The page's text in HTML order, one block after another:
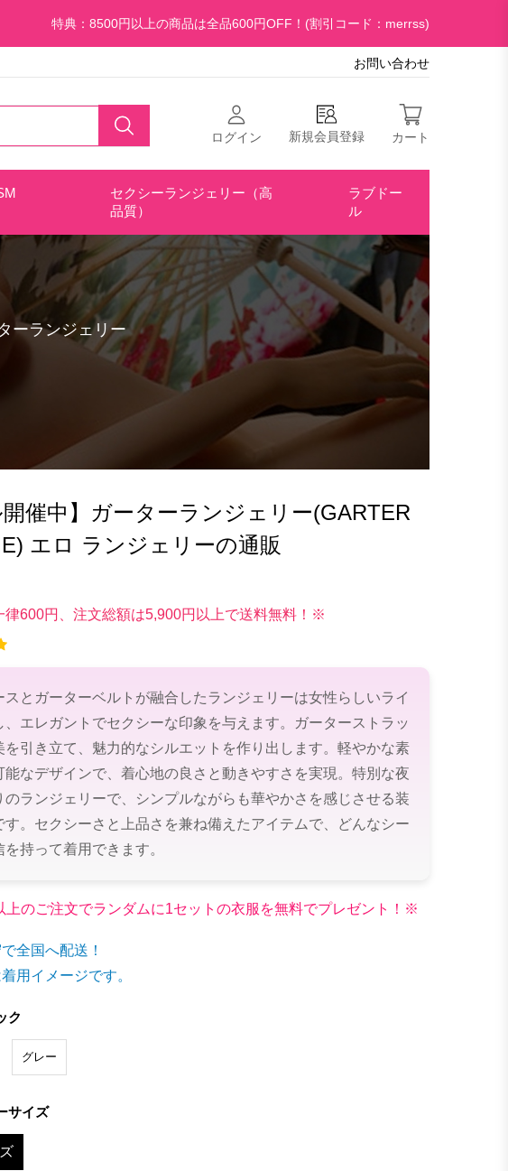
特典：8500円以上の商品は全品600円OFF！(割引コード：merrss)
お問い合わせ
ログイン 新規会員登録 カート
セクシーランジェリー（高
品質）
ラブドー
ル
ーランジェリー
開催中】ガーターランジェリー(GARTER
エロ ランジェリーの通販
600円、注文総額は5,900円以上で送料無料！※
スとガーターベルトが融合したランジェリーは女性らしいライ
、エレガントでセクシーな印象を与えます。ガーターストラッ
を引き立て、魅力的なシルエットを作り出します。軽やかな素
能なデザインで、着心地の良さと動きやすさを実現。特別な夜
のランジェリーで、シンプルながらも華やかさを感じさせる装
す。セクシーさと上品さを兼ね備えたアイテムで、どんなシー
を持って着用できます。
のご注文でランダムに1セットの衣服を無料でプレゼント！※
全国へ配送！
用イメージです。
ク
グレー
サイズ